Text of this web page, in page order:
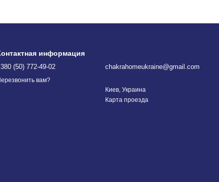
информация
(50) 772-49-02
вам?
chakrahomeukraine@gmail.com
Киев, Украина
Карта проезда